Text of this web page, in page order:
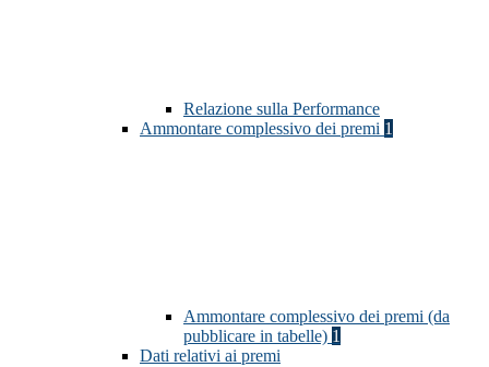
Relazione sulla Performance
Ammontare complessivo dei premi 1
Ammontare complessivo dei premi (da
pubblicare in tabelle) 1
Dati relativi ai premi